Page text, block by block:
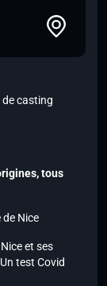
de casting
tous
Nice
et ses
test Covid